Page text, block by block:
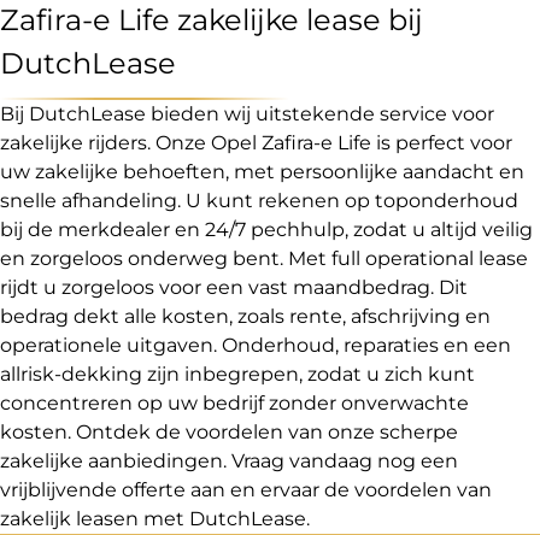
Zafira-e Life zakelijke lease bij
DutchLease
Bij DutchLease bieden wij uitstekende service voor
zakelijke rijders. Onze Opel Zafira-e Life is perfect voor
uw zakelijke behoeften, met persoonlijke aandacht en
snelle afhandeling. U kunt rekenen op toponderhoud
bij de merkdealer en 24/7 pechhulp, zodat u altijd veilig
en zorgeloos onderweg bent. Met full operational lease
rijdt u zorgeloos voor een vast maandbedrag. Dit
bedrag dekt alle kosten, zoals rente, afschrijving en
operationele uitgaven. Onderhoud, reparaties en een
allrisk-dekking zijn inbegrepen, zodat u zich kunt
concentreren op uw bedrijf zonder onverwachte
kosten. Ontdek de voordelen van onze scherpe
zakelijke aanbiedingen. Vraag vandaag nog een
vrijblijvende offerte aan en ervaar de voordelen van
zakelijk leasen met DutchLease.